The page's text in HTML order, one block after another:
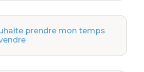
prendre mon temps